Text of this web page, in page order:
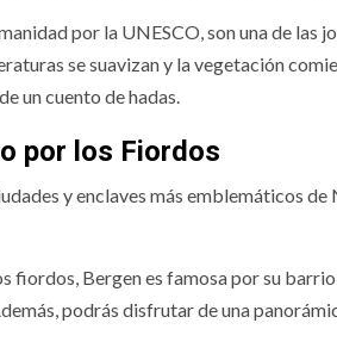
por la UNESCO, son una de las
se suavizan y la vegetación
un cuento de hadas.
por los Fiordos
y enclaves más emblemáticos de
fiordos, Bergen es famosa por su
podrás disfrutar de una
y pareja
mayores